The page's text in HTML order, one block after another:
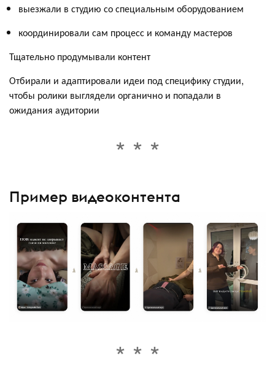
выезжали в студию со специальным оборудованием
координировали сам процесс и команду мастеров
Тщательно продумывали контент
Отбирали и адаптировали идеи под специфику студии,
чтобы ролики выглядели органично и попадали в
ожидания аудитории
Пример видеоконтента